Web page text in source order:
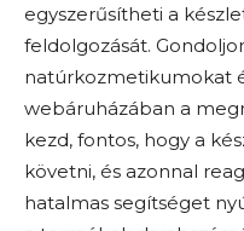
egyszerűsítheti a
feldolgozását.
natúrkozmetikumokat
webáruházában a
kezd, fontos, hogy a
követni, és azonnal
hatalmas segítséget